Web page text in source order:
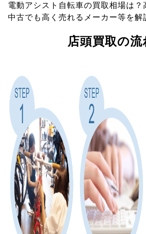
電動アシスト自転車の買取相場は？
中古でも高く売れるメーカー等を解
店頭買取の流